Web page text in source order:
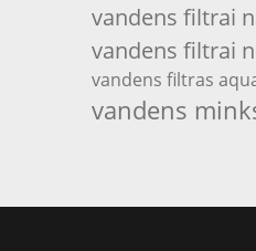
vandens filtrai
vandens filtrai
vandens filtras
vandens